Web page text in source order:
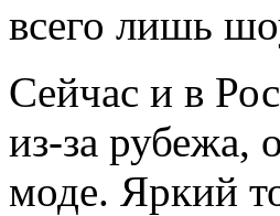
всего лишь
Сейчас и в
из-за рубежа,
моде. Яркий